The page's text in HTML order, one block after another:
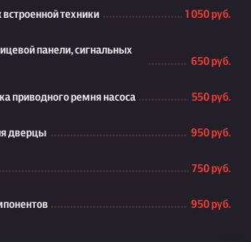
техники 1 050 руб.
панели, сигнальных
650 руб.
приводного ремня насоса 550 руб.
дверцы 950 руб.
750 руб.
950 руб.